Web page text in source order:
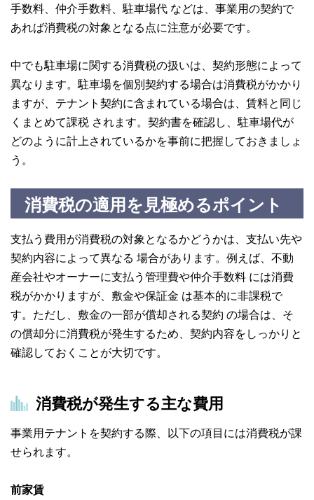
手数料、仲介手数料、駐車場代 などは、事業用の契約で
あれば消費税の対象となる点に注意が必要です。
中でも駐車場に関する消費税の扱いは、契約形態によって
異なります。駐車場を個別契約する場合は消費税がかかり
ますが、テナント契約に含まれている場合は、賃料と同じ
くまとめて課税 されます。契約書を確認し、駐車場代が
どのように計上されているかを事前に把握しておきましょ
う。
消費税の適用を見極めるポイント
支払う費用が消費税の対象となるかどうかは、支払い先や
契約内容によって異なる 場合があります。例えば、不動
産会社やオーナーに支払う管理費や仲介手数料 には消費
税がかかりますが、敷金や保証金 は基本的に非課税で
す。ただし、敷金の一部が償却される契約 の場合は、そ
の償却分に消費税が発生するため、契約内容をしっかりと
確認しておくことが大切です。
消費税が発生する主な費用
事業用テナントを契約する際、以下の項目には消費税が課
せられます。
前家賃